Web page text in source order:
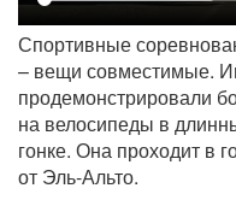
Спортивные
– вещи совместимые.
продемонстрировали
на велосипеды в
гонке. Она проходит в
от Эль-Альто.